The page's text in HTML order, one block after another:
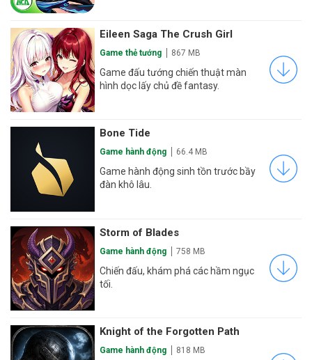
Eileen Saga The Crush Girl
Game thẻ tướng 867 MB
Game đấu tướng chiến thuật màn
hình dọc lấy chủ đề fantasy.
Bone Tide
Game hành động 66.4 MB
Game hành động sinh tồn trước bầy
đàn khô lâu.
Storm of Blades
Game hành động 758 MB
Chiến đấu, khám phá các hầm ngục
tối.
Knight of the Forgotten Path
Game hành động 818 MB